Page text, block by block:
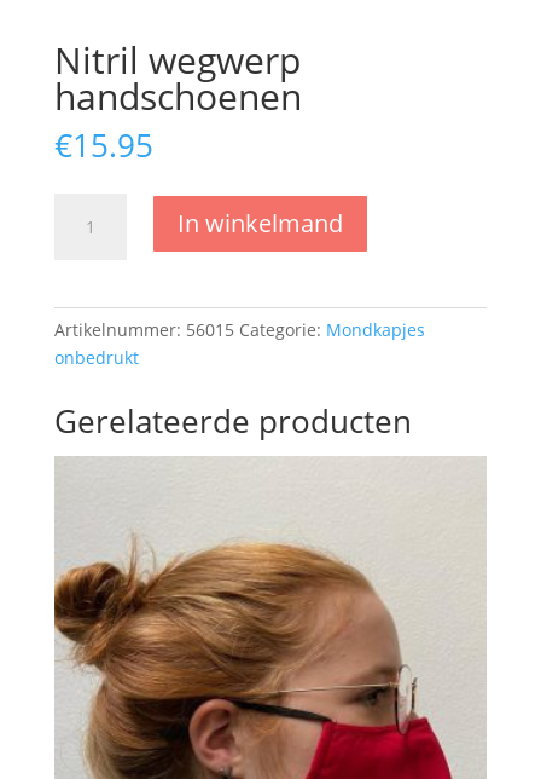
Nitril wegwerp
handschoenen
€15.95
wegwerp
In winkelmand
Artikelnummer: 56015 Categorie: Mondkapjes
onbedrukt
Gerelateerde producten